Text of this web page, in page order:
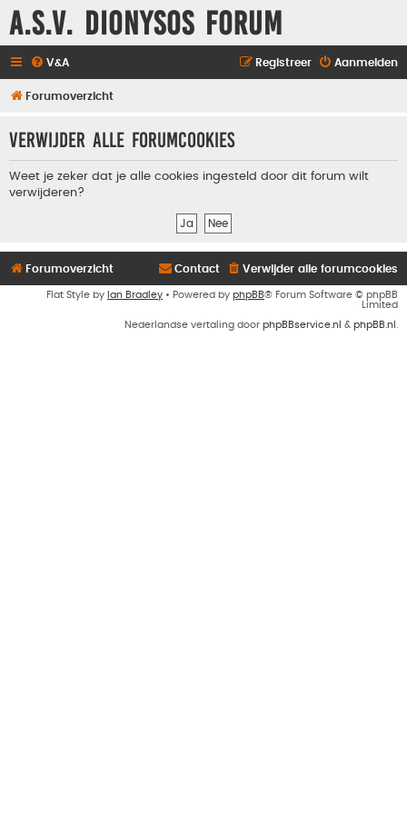
A.S.V. Dionysos Forum
V&A Aanmelden
Registreer
Forumoverzicht
Verwijder alle forumcookies
Weet je zeker dat je alle cookies ingesteld door dit forum wilt
verwijderen?
Forumoverzicht Verwijder alle forumcookies
Contact
Flat Style by Ian Bradley • Powered by phpBB® Forum Software © phpBB
Limited
Nederlandse vertaling door phpBBservice.nl & phpBB.nl